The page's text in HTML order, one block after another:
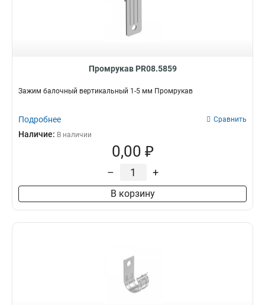
Промрукав PR08.5859
Зажим балочный вертикальный 1-5 мм Промрукав
Подробнее Сравнить
Наличие: В наличии
0,00 ₽
– +
В корзину